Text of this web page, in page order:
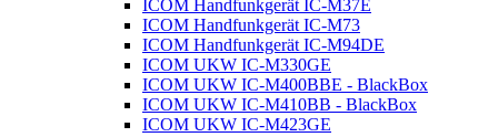
ICOM Handfunkgerät IC-M37E
ICOM Handfunkgerät IC-M73
ICOM Handfunkgerät IC-M94DE
ICOM UKW IC-M330GE
ICOM UKW IC-M400BBE - BlackBox
ICOM UKW IC-M410BB - BlackBox
ICOM UKW IC-M423GE